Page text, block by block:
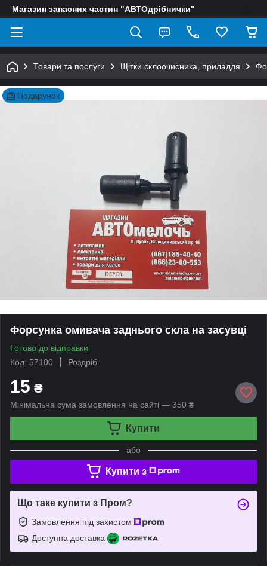
Магазин запасних частин "АВТОдрібнички"
Товари та послуги Щітки склоочисника, приладдя
Подарунок
Форсунка омивача заднього скла на засувці
Готово до відправки
Код: 57100
Роздріб
15 ₴
Мінімальна сума замовлення на сайті — 350 ₴
Купити
або
Купити з
Що таке купити з Пром?
Замовлення під захистом
Доступна доставка